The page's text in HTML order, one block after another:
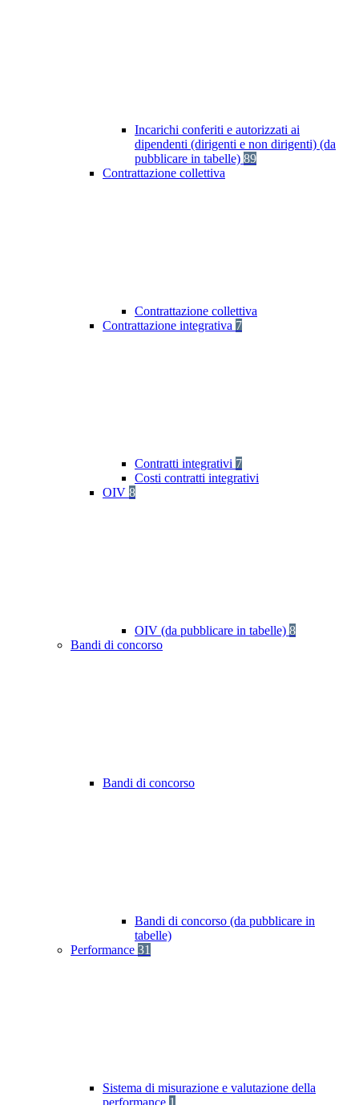
Incarichi conferiti e autorizzati ai
dipendenti (dirigenti e non dirigenti) (da
pubblicare in tabelle) 89
Contrattazione collettiva
Contrattazione collettiva
Contrattazione integrativa 7
Contratti integrativi 7
Costi contratti integrativi
OIV 8
OIV (da pubblicare in tabelle) 8
Bandi di concorso
Bandi di concorso
Bandi di concorso (da pubblicare in
tabelle)
Performance 31
Sistema di misurazione e valutazione della